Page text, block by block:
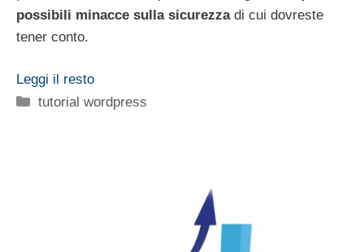
possibili minacce sulla sicurezzadi cui dovreste
tener conto.
Leggi il resto
Categorie
tutorial wordpress